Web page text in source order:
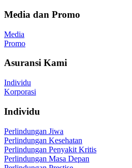
Media dan Promo
Media
Promo
Asuransi Kami
Individu
Korporasi
Individu
Perlindungan Jiwa
Perlindungan Kesehatan
Perlindungan Penyakit Kritis
Perlindungan Masa Depan